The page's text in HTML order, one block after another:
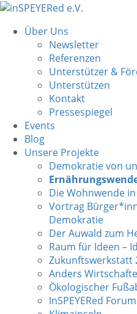
Über Uns
Newsletter
Referenzen
Unterstützer &
Unterstützen
Kontakt
Pressespiegel
Events
Blog
Unsere Projekte
Demokratie von
Die Wohnwende
Vortrag
Demokratie
Der Auwald zum
Raum für Ideen –
Zukunftswerkstatt
Anders
Ökologischer
InSPEYERed Forum